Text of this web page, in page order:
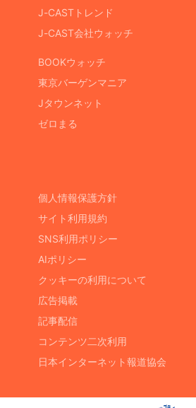
J-CASTトレンド
J-CAST会社ウォッチ
BOOKウォッチ
東京バーゲンマニア
Jタウンネット
ゼロまる
個人情報保護方針
サイト利用規約
SNS利用ポリシー
AIポリシー
クッキーの利用について
広告掲載
記事配信
コンテンツ二次利用
日本インターネット報道協会